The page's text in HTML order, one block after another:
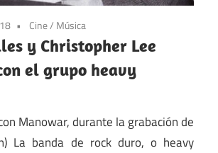
Cine/ Música
y Christopher Lee
el grupo heavy
Manowar, durante la grabación de
La banda de rock duro, o heavy